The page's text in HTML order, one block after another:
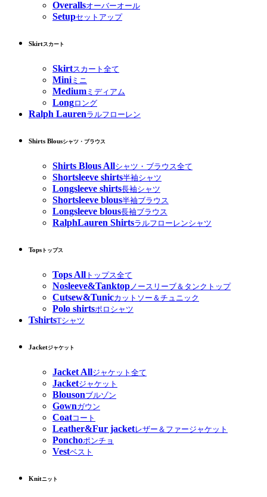
Overallsオーバーオール
Setupセットアップ
Skirtスカート
Skirtスカート全て
Miniミニ
Medium ミディアム
Longロング
Ralph Laurenラルフローレン
Shirts Blousシャツ・ブラウス
Shirts Blous Allシャツ・ブラウス全て
Shortsleeve shirts半袖シャツ
Longsleeve shirts長袖シャツ
Shortsleeve blous半袖ブラウス
Longsleeve blous長袖ブラウス
RalphLauren Shirtsラルフローレンシャツ
Tops トップス
Tops All トップス全て
Nosleeve&Tanktop ノースリーブ＆タンクトップ
Cutsew&Tunicカットソー＆チュニック
Polo shirtsポロシャツ
TshirtsTシャツ
Jacketジャケット
Jacket Allジャケット全て
Jacketジャケット
Blousonブルゾン
Gownガウン
Coatコート
Leather&Fur jacketレザー＆ファージャケット
Ponchoポンチョ
Vestベスト
Knitニット